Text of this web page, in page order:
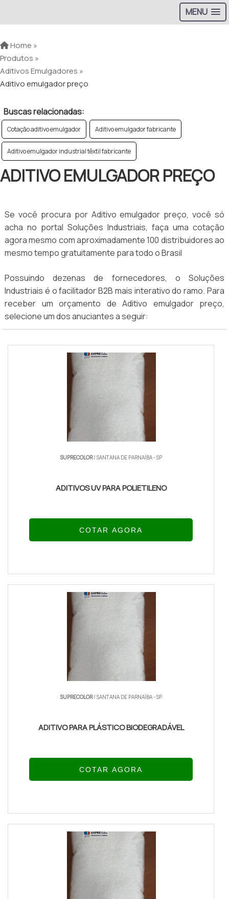
MENU
Home »
Produtos »
Aditivos Emulgadores »
Aditivo emulgador preço
Buscas relacionadas:
Cotação aditivo emulgador Aditivo emulgador fabricante
Aditivo emulgador industrial têxtil fabricante
ADITIVO EMULGADOR PREÇO
Se você procura por Aditivo emulgador preço, você só
acha no portal Soluções Industriais, faça uma cotação
agora mesmo com aproximadamente 100 distribuidores ao
mesmo tempo gratuitamente para todo o Brasil
Possuindo dezenas de fornecedores, o Soluções
Industriais é o facilitador B2B mais interativo do ramo. Para
receber um orçamento de Aditivo emulgador preço,
selecione um dos anuciantes a seguir:
SUPRECOLOR/ SANTANA DE PARNAÍBA - SP
ADITIVOS UV PARA POLIETILENO
COTAR AGORA
SUPRECOLOR/ SANTANA DE PARNAÍBA - SP
ADITIVO PARA PLÁSTICO BIODEGRADÁVEL
COTAR AGORA